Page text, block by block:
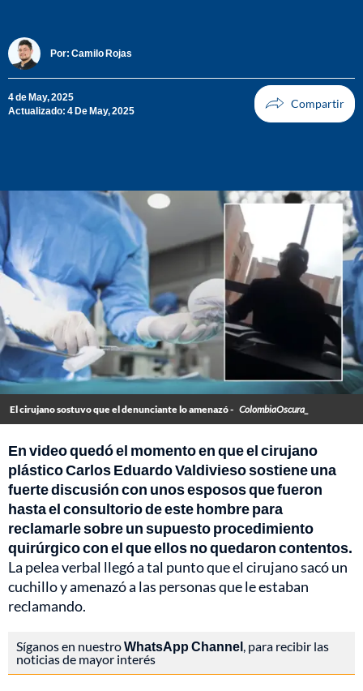
Por: Camilo Rojas
4 de May, 2025
Actualizado: 4 De May, 2025
El cirujano sostuvo que el denunciante lo amenazó - ColombiaOscura_
En video quedó el momento en que el cirujano
plástico Carlos Eduardo Valdivieso sostiene una
fuerte discusión con unos esposos que fueron
hasta el consultorio de este hombre para
reclamarle sobre un supuesto procedimiento
quirúrgico con el que ellos no quedaron contentos.
La pelea verbal llegó a tal punto que el cirujano sacó un
cuchillo y amenazó a las personas que le estaban
reclamando.
Síganos en nuestroWhatsApp Channel, para recibir las
noticias de mayor interés